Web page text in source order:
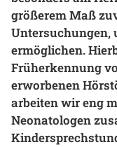
größerem Maß
Untersuchungen,
ermöglichen.
Früherkennung
erworbenen
arbeiten wir eng
Neonatologen